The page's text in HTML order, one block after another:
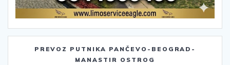
PREVOZ PUTNIKA PANČEVO-BEOGRAD-
MANASTIR OSTROG